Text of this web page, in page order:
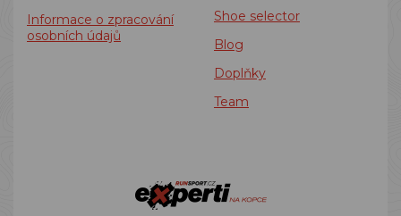
Informace o zpracování
osobních údajů
Shoe selector
Blog
Doplňky
Team